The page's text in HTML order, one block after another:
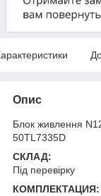
Опис
Блок живлення
50TL7335D
СКЛАД:
Під перевірку
КОМПЛЕКТАЦИЯ: